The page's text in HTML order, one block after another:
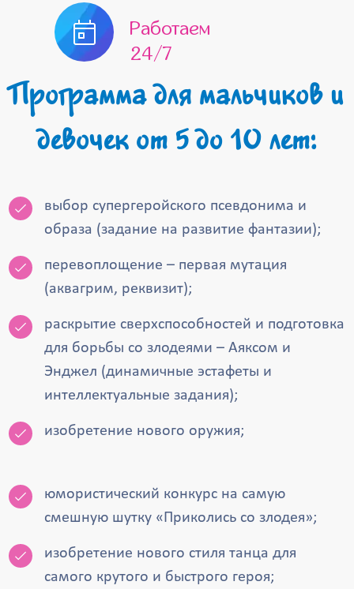
Работаем
24/7
Программа для мальчиков и
девочек от 5 до 10 лет:
выбор супергеройского псевдонима и
образа (задание на развитие фантазии);
перевоплощение – первая мутация
(аквагрим, реквизит);
раскрытие сверхспособностей и подготовка
для борьбы со злодеями – Аяксом и
Энджел (динамичные эстафеты и
интеллектуальные задания);
изобретение нового оружия;
юмористический конкурс на самую
смешную шутку «Приколись со злодея»;
изобретение нового стиля танца для
самого крутого и быстрого героя;